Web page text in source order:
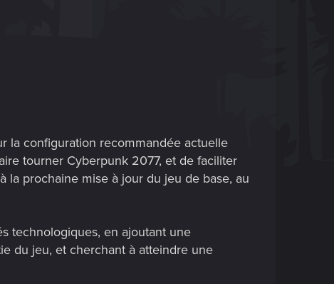
la configuration recommandée actuelle
tourner Cyberpunk 2077, et de faciliter
la prochaine mise à jour du jeu de base, au
technologiques, en ajoutant une
du jeu, et cherchant à atteindre une